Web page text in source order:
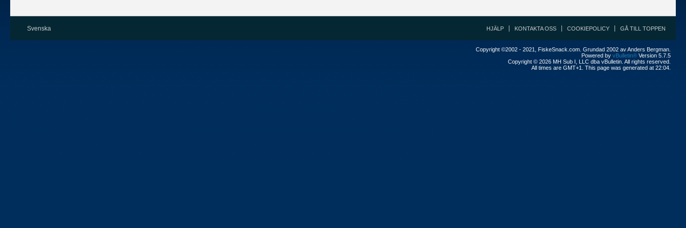
Svenska HJÄLP KONTAKTA OSS COOKIEPOLICY GÅ TILL TOPPEN
Copyright ©2002 - 2021, FiskeSnack.com. Grundad 2002 av Anders Bergman.
Powered by vBulletin® Version 5.7.5
Copyright © 2026 MH Sub I, LLC dba vBulletin. All rights reserved.
All times are GMT+1. This page was generated at 22:04.